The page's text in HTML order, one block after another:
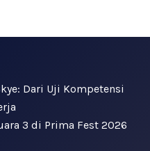
Dari Uji Kompetensi
3 di Prima Fest 2026